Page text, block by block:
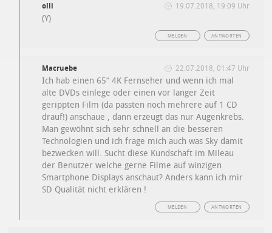
olli 19.07.2018, 19:09 Uhr
(Y)
ANTWORTEN
MELDEN
Macruebe 22.07.2018, 01:47 Uhr
Ich hab einen 65“ 4K Fernseher und wenn ich mal
alte DVDs einlege oder einen vor langer Zeit
gerippten Film (da passten noch mehrere auf 1 CD
drauf!) anschaue , dann erzeugt das nur Augenkrebs.
Man gewöhnt sich sehr schnell an die besseren
Technologien und ich frage mich auch was Sky damit
bezwecken will. Sucht diese Kundschaft im Mileau
der Benutzer welche gerne Filme auf winzigen
Smartphone Displays anschaut? Anders kann ich mir
SD Qualität nicht erklären !
ANTWORTEN
MELDEN